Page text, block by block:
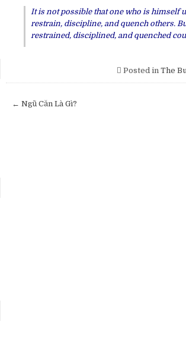
It is not possible that one who is himself
restrain, discipline, and quench others.
restrained, disciplined, and quenched
Posted in The
Post
← Ngũ Căn Là Gì?